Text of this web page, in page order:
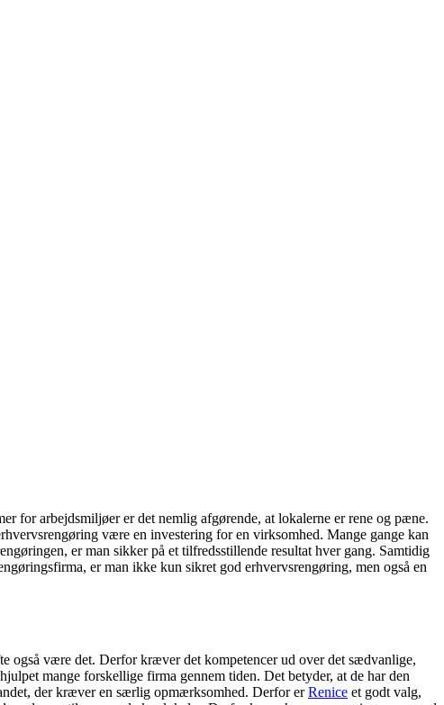
for arbejdsmiljøer er det nemlig afgørende, at lokalerne er rene og pæne.
være en investering for en virksomhed. Mange gange kan
er man sikker på et tilfredsstillende resultat hver gang. Samtidig
er man ikke kun sikret god erhvervsrengøring, men også en
også være det. Derfor kræver det kompetencer ud over det sædvanlige,
mange forskellige firma gennem tiden. Det betyder, at de har den
der kræver en særlig opmærksomhed. Derfor erRenice et godt valg,